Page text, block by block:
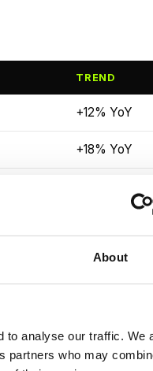
About
to analyse our traffic. We
partners who may
TREND
+12% YoY
+18% YoY
+22% YoY
richten zich steeds